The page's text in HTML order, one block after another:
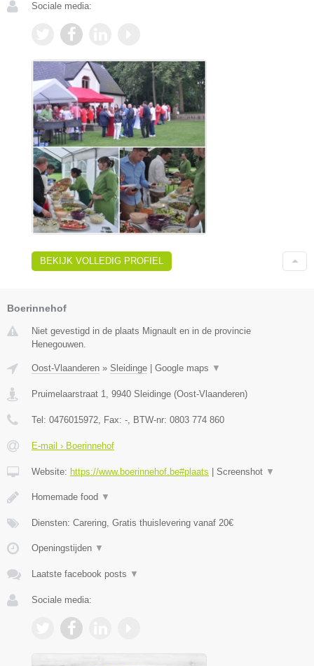
Sociale media:
BEKIJK VOLLEDIG PROFIEL
Boerinnehof
Niet gevestigd in de plaats Mignault en in de provincie
Henegouwen.
Oost-Vlaanderen » Sleidinge Google maps ▼
Pruimelaarstraat 1, 9940 Sleidinge (Oost-Vlaanderen)
Tel: 0476015972, Fax: -, BTW-nr: 0803 774 860
E-mail › Boerinnehof
Website: https://www.boerinnehof.be#plaats Screenshot ▼
Homemade food ▼
Diensten: Carering, Gratis thuislevering vanaf 20€
Openingstijden ▼
Laatste facebook posts ▼
Sociale media: